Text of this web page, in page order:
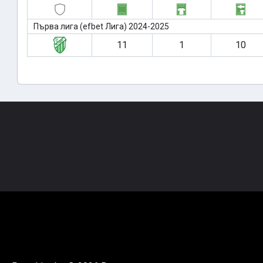
Първа лига (efbet Лига) 2024-2025
11 1 10